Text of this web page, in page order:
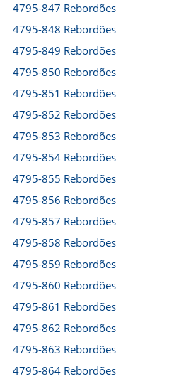
4795-847 Rebordões
4795-848 Rebordões
4795-849 Rebordões
4795-850 Rebordões
4795-851 Rebordões
4795-852 Rebordões
4795-853 Rebordões
4795-854 Rebordões
4795-855 Rebordões
4795-856 Rebordões
4795-857 Rebordões
4795-858 Rebordões
4795-859 Rebordões
4795-860 Rebordões
4795-861 Rebordões
4795-862 Rebordões
4795-863 Rebordões
4795-864 Rebordões